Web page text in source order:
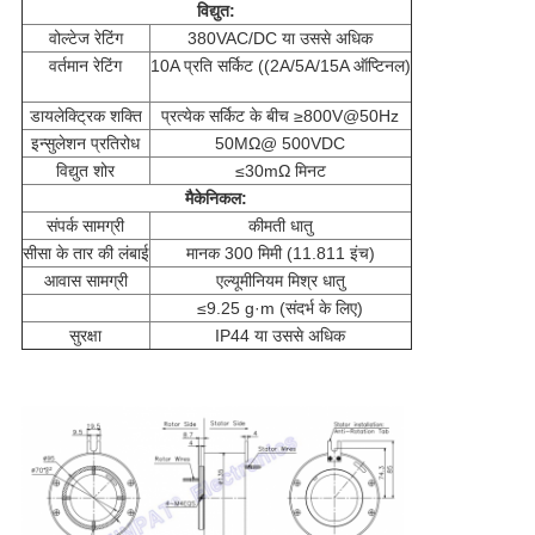
विद्युत:
वोल्टेज रेटिंग
380VAC/DC या उससे अधिक
वर्तमान रेटिंग
10A प्रति सर्किट ((2A/5A/15A ऑप्टिनल)
डायलेक्ट्रिक शक्ति
प्रत्येक सर्किट के बीच ≥800V@50Hz
इन्सुलेशन प्रतिरोध
50MΩ@ 500VDC
विद्युत शोर
≤30mΩ मिनट
मैकेनिकल:
संपर्क सामग्री
कीमती धातु
सीसा के तार की लंबाई
मानक 300 मिमी (11.811 इंच)
आवास सामग्री
एल्यूमीनियम मिश्र धातु
≤9.25 g·m (संदर्भ के लिए)
सुरक्षा
IP44 या उससे अधिक